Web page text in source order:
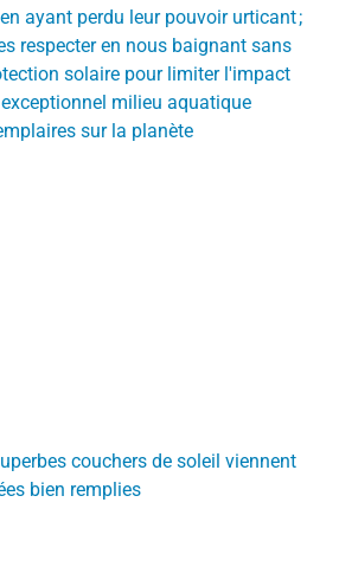
ayant perdu leur pouvoir urticant ;
respecter en nous baignant sans
solaire pour limiter l'impact
milieu aquatique
sur la planète
couchers de soleil viennent
bien remplies